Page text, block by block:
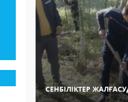
СЕНБІЛІКТЕР